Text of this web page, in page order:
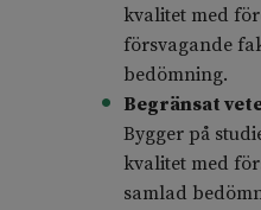
kvalitet med
försvagande
bedömning.
Begränsat
Bygger på
kvalitet med
samlad